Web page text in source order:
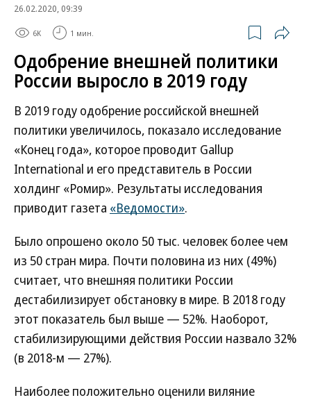
26.02.2020, 09:39
6K 1 мин.
Одобрение внешней политики
России выросло в 2019 году
В 2019 году одобрение российской внешней
политики увеличилось, показало исследование
«Конец года», которое проводит Gallup
International и его представитель в России
холдинг «Ромир». Результаты исследования
приводит газета «Ведомости».
Было опрошено около 50 тыс. человек более чем
из 50 стран мира. Почти половина из них (49%)
считает, что внешняя политики России
дестабилизирует обстановку в мире. В 2018 году
этот показатель был выше — 52%. Наоборот,
стабилизирующими действия России назвало 32%
(в 2018-м — 27%).
Наиболее положительно оценили виляние